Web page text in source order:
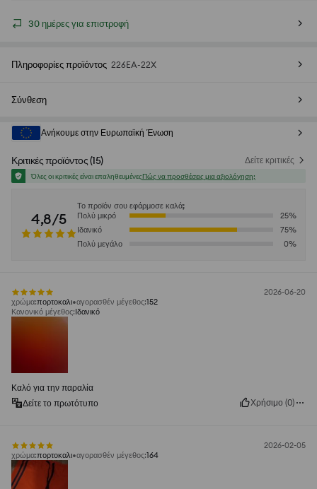
30 ημέρες για επιστροφή
Πληροφορίες προϊόντος 226EA-22X
Σύνθεση
Ανήκουμε στην Ευρωπαϊκή Ένωση
Κριτικές προϊόντος(15) Δείτε κριτικές
Όλες οι κριτικές είναι επαληθευμένεςΠώς να προσθέσεις μια αξιολόγηση;
4,8/5
Το προϊόν σου εφάρμοσε καλά;
Πολύ μικρό
25%
Ιδανικό
75%
Πολύ μεγάλο
0%
2026-06-20
χρώμα:πορτοκαλι αγορασθέν μέγεθος:152
Κανονικό μέγεθος:Ιδανικό
Καλό για την παραλία
Δείτε το πρωτότυπο
Χρήσιμο (0)
2026-02-05
χρώμα:πορτοκαλι αγορασθέν μέγεθος:164